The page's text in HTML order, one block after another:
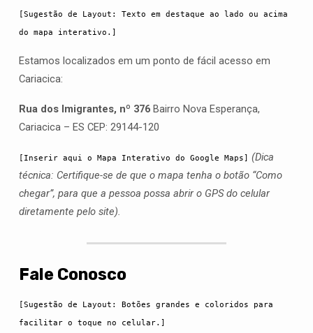
[Sugestão de Layout: Texto em destaque ao lado ou acima
do mapa interativo.]
Estamos localizados em um ponto de fácil acesso em
Cariacica:
Rua dos Imigrantes, nº 376Bairro Nova Esperança,
Cariacica – ES CEP: 29144-120
[Inserir aqui o Mapa Interativo do Google Maps] (Dica
técnica: Certifique-se de que o mapa tenha o botão “Como
chegar”, para que a pessoa possa abrir o GPS do celular
diretamente pelo site).
Fale Conosco
[Sugestão de Layout: Botões grandes e coloridos para
facilitar o toque no celular.]